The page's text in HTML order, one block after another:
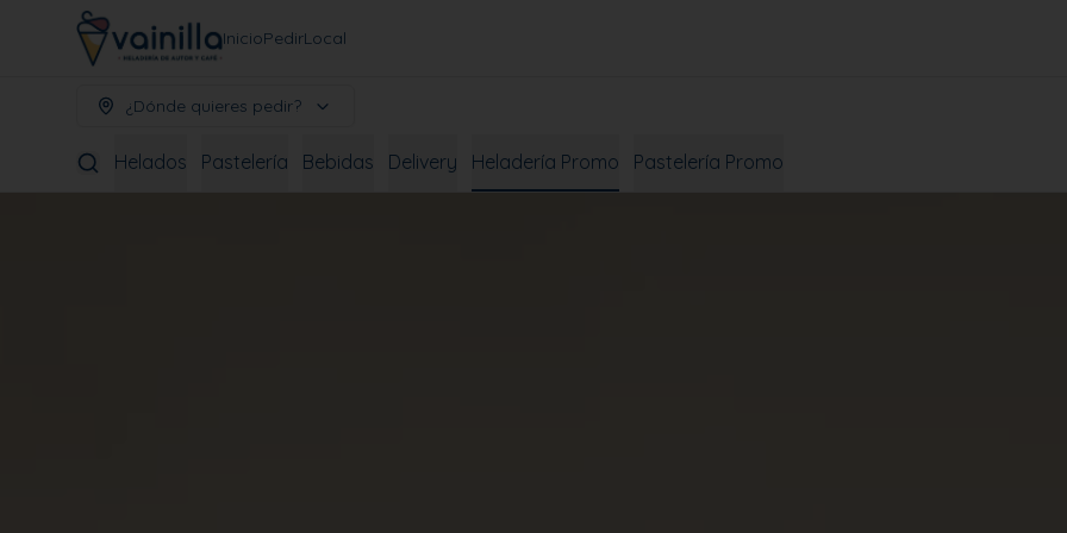
InicioPedirLocal
¿Dónde quieres pedir?
Helados Pastelería Bebidas Delivery Heladería Promo Pastelería Promo